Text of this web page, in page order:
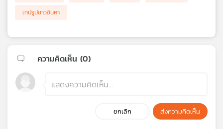
เทปรูปชาวอินคา
ความคิดเห็น (0)
ยกเลิก ส่งความคิดเห็น